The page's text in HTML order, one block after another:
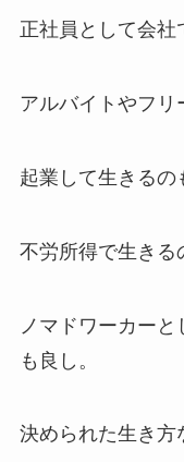
正社員として会社
アルバイトやフリ
起業して生きるの
不労所得で生きる
ノマドワーカー
も良し。
決められた生き方